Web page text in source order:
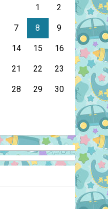
1 2
7 8 9
14 15 16
21 22 23
28 29 30